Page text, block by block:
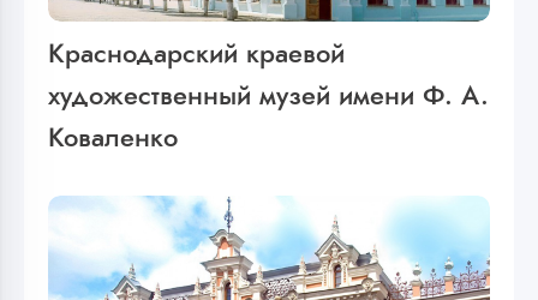
Краснодарский краевой
художественный музей имени Ф. А.
Коваленко